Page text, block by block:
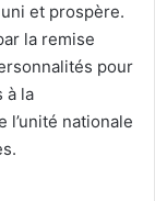
et prospère.
la remise
pour
à la
l’unité nationale